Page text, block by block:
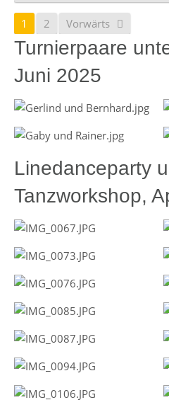
1 2 Vorwärts
Turnierpaare
Juni 2025
Linedanceparty
Tanzworkshop,